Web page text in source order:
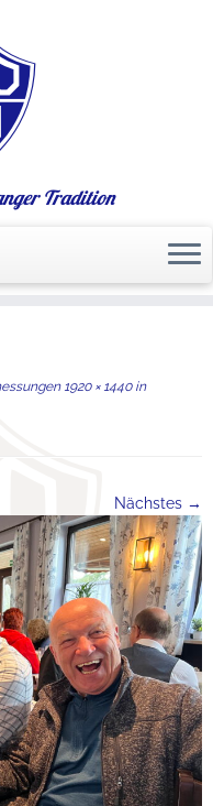
Tradition
1920 × 1440in
Nächstes →